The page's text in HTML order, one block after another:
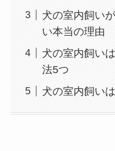
犬の室内飼い
い本当の理由
犬の室内飼い
法5つ
犬の室内飼い